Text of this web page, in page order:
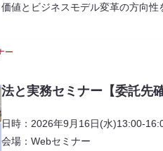
価値とビジネスモデル変革の方向性
ー
法と実務セミナー【委託先
日時：2026年9月16日(水
会場：Webセミナー